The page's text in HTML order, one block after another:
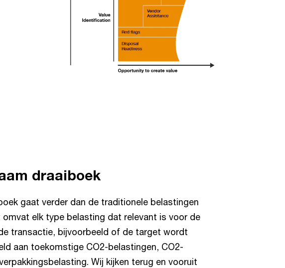
draaiboek
gaat verder dan de traditionele belastingen
omvat elk type belasting dat relevant is voor de
transactie, bijvoorbeeld of de target wordt
aan toekomstige CO2-belastingen, CO2-
Wij kijken terug en vooruit